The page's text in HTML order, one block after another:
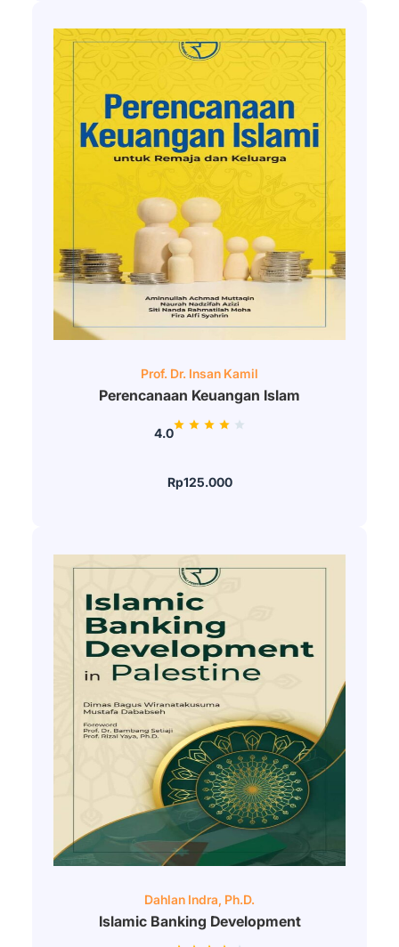
Prof. Dr. Insan Kamil
Perencanaan Keuangan Islam
4.0
Rp125.000
Dahlan Indra, Ph.D.
Islamic Banking Development